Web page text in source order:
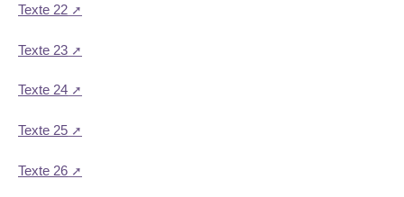
Texte 22
Texte 23
Texte 24
Texte 25
Texte 26